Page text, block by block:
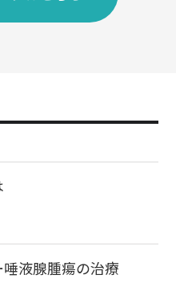
液腺腫瘍の治療